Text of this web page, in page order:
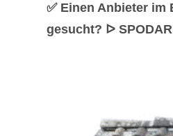
✅ Einen Anbieter
gesucht? ᐅ